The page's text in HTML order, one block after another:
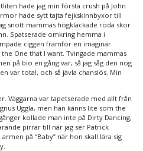
hade jag min första crush på John
hade sytt tajta fejkskinnbyxor till
snott mammas högklackade röda skor
Spatserade omkring hemma i
ciggen framför en imaginär
One that I want. Tvingade mammas
på bio en gång var, så jag såg den nog
var total, och så jävla chanslös. Min
Väggarna var tapetserade med allt från
Uggla, men han känns lite som the
kollade man inte på Dirty Dancing,
pirrar till när jag ser Patrick
på “Baby” när hon skall lära sig